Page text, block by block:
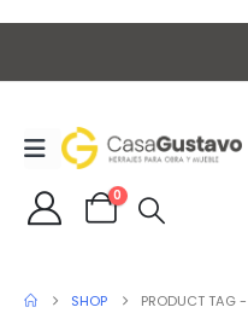
0
SHOP PRODUCT TAG -